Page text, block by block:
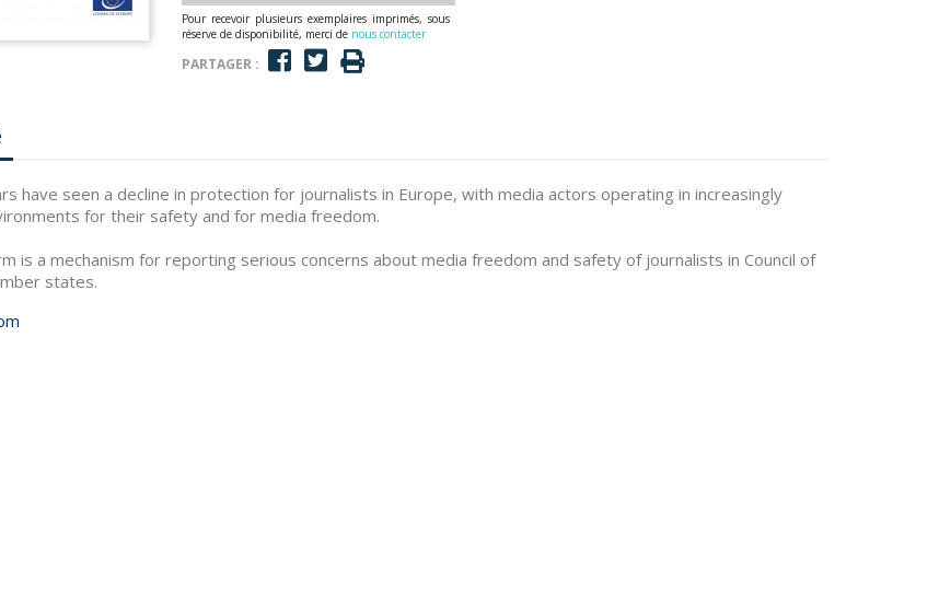
Pour recevoir plusieurs exemplaires imprimés, sous
réserve de disponibilité, merci de nous contacter
PARTAGER :
have seen a decline in protection for journalists in Europe, with media actors operating in increasingly
for their safety and for media freedom.
is a mechanism for reporting serious concerns about media freedom and safety of journalists in Council of
states.